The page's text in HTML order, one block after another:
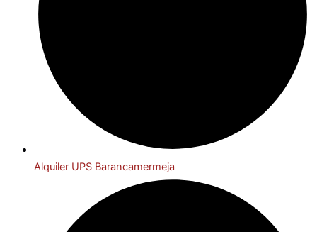
Alquiler UPS Barancamermeja